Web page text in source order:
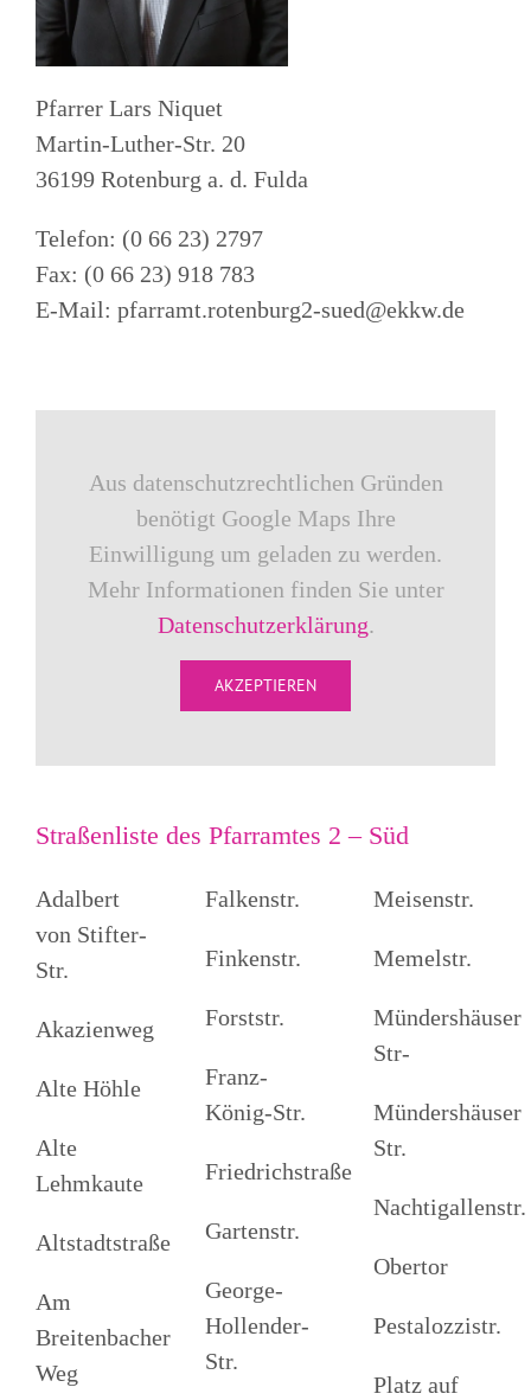
Pfarrer Lars Niquet
Martin-Luther-Str. 20
36199 Rotenburg a. d. Fulda
Telefon: (0 66 23) 2797
Fax: (0 66 23) 918 783
E-Mail: pfarramt.rotenburg2-sued@ekkw.de
Aus datenschutzrechtlichen Gründen
benötigt Google Maps Ihre
Einwilligung um geladen zu werden.
Mehr Informationen finden Sie unter
Datenschutzerklärung.
AKZEPTIEREN
Straßenliste des Pfarramtes 2 – Süd
Adalbert
von Stifter-
Str.
Akazienweg
Alte Höhle
Alte
Lehmkaute
Altstadtstraße
Am
Breitenbacher
Weg
Falkenstr.
Finkenstr.
Forststr.
Franz-
König-Str.
Friedrichstraße
Gartenstr.
George-
Hollender-
Str.
Meisenstr.
Memelstr.
Mündershäuser
Str-
Mündershäuser
Str.
Nachtigallenstr.
Obertor
Pestalozzistr.
Platz auf